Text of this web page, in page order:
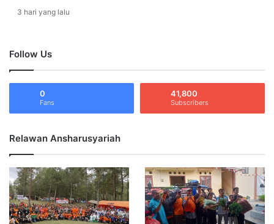
a
a
k
s
o
s
d
3 hari yang lalu
Follow Us
0
Fans
41,800
Subscribers
Relawan Ansharusyariah